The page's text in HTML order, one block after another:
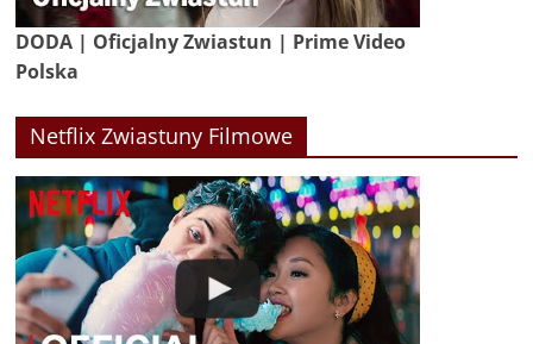
DODA | Oficjalny Zwiastun | Prime Video
Polska
Netflix Zwiastuny Filmowe